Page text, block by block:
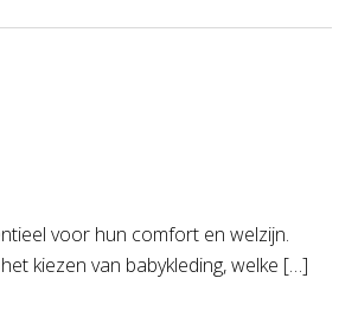
voor hun comfort en welzijn.
kiezen van babykleding, welke […]